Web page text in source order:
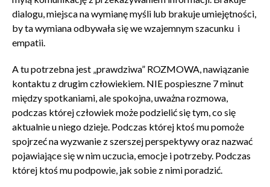
dialogu, miejsca na wymianę myśli lub brakuje umiejętności,
by ta wymiana odbywała się we wzajemnym szacunku i
empatii.
A tu potrzebna jest „prawdziwa” ROZMOWA, nawiązanie
kontaktu z drugim człowiekiem. NIE pospieszne 7 minut
między spotkaniami, ale spokojna, uważna rozmowa,
podczas której człowiek może podzielić się tym, co się
aktualnie u niego dzieje. Podczas której ktoś mu pomoże
spojrzeć na wyzwanie z szerszej perspektywy oraz nazwać
pojawiające się w nim uczucia, emocje i potrzeby. Podczas
której ktoś mu podpowie, jak sobie z nimi poradzić.